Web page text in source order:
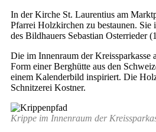
In der Kirche St. Laurentius am
Pfarrei Holzkirchen zu bestaunen. Sie
des Bildhauers Sebastian Osterrieder
Die im Innenraum der Kreissparkasse
Form einer Berghütte aus den
einem Kalenderbild inspiriert. Die
Schnitzerei Kostner.
Krippe im Innenraum der